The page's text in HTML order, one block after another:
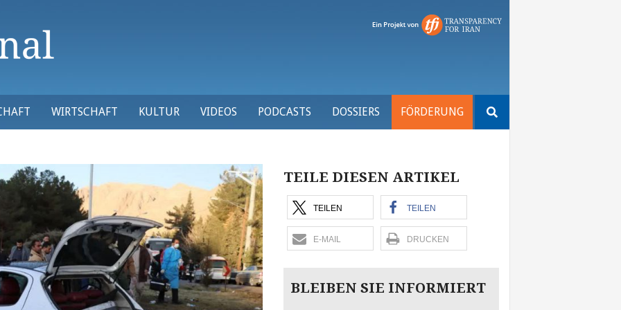
WIRTSCHAFT KULTUR VIDEOS PODCASTS DOSSIERS FÖRDERUNG
nach:
TEILE DIESEN ARTIKEL
TEILEN TEILEN
E-MAIL DRUCKEN
BLEIBEN SIE INFORMIERT